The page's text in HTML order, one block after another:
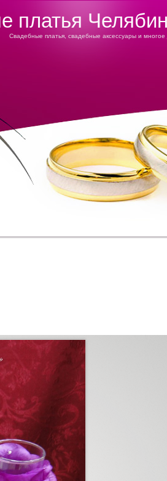
платья
Свадебные платья, свадебные аксессуары и многое